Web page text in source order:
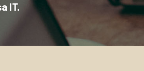
IT.